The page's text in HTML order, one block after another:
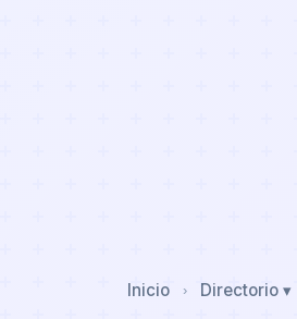
Inicio › Directorio ▾